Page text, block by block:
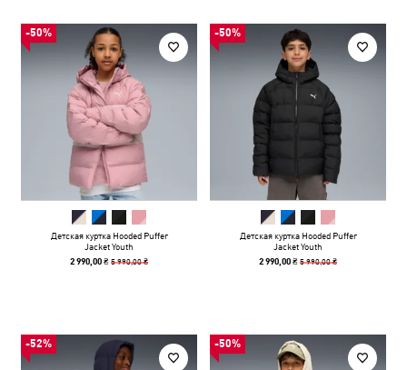
-50%
Детская куртка Hooded Puffer
Jacket Youth
2 990,00 ₴5 990,00 ₴
-50%
Детская куртка Hooded Puffer
Jacket Youth
2 990,00 ₴5 990,00 ₴
-52% -50%